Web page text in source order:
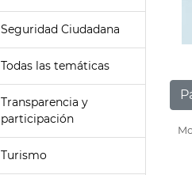
Seguridad Ciudadana
Todas las temáticas
Transparencia y
participación
Turismo